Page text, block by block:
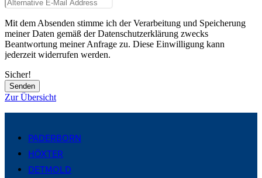
Mit dem Absenden stimme ich der Verarbeitung und Speicherung
meiner Daten gemäß der Datenschutzerklärung zwecks
Beantwortung meiner Anfrage zu. Diese Einwilligung kann
jederzeit widerrufen werden.
Sicher!
Senden
Zur Übersicht
PADERBORN
HÖXTER
DETMOLD